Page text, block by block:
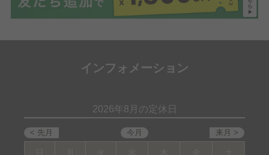
インフォメーション
2026年8月の定休日